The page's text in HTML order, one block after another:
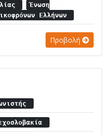
Ένωση
Ελλήνων
Προβολή